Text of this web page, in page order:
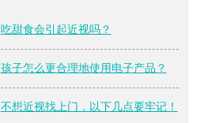
吃甜食会引起近视吗？
孩子怎么更合理地使用电子产品？
不想近视找上门，以下几点要牢记！